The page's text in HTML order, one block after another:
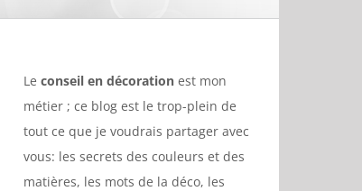
Le conseil en décoration est mon
métier ; ce blog est le trop-plein de
tout ce que je voudrais partager avec
vous: les secrets des couleurs et des
matières, les mots de la déco, les